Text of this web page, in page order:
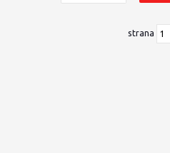
strana